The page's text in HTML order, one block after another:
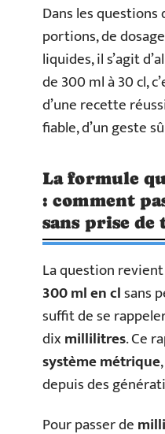
Dans les questions
portions, de
liquides, il s’agit
de 300 ml à 30 cl,
d’une recette
fiable, d’un geste
La formule
: comment
sans prise de
La question
300 ml en clsans
suffit de se
dixmillilitres. Ce
système métrique
depuis des
Pour passer de